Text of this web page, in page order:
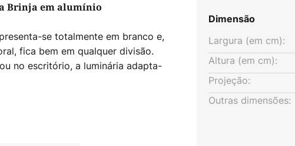
Brinja em alumínio
se totalmente em branco e,
fica bem em qualquer divisão.
no escritório, a luminária adapta-
pode ser fixado tanto no teto
Dimensão
Largura (em cm):
Altura (em cm):
Projeção:
Outras dimensões: